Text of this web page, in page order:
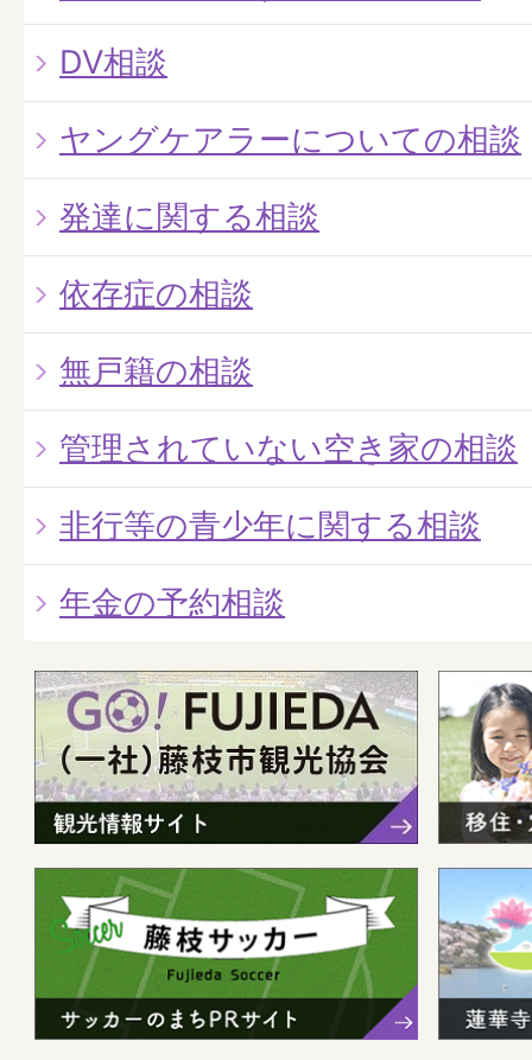
DV相談
ヤングケアラーについての相談
発達に関する相談
依存症の相談
無戸籍の相談
管理されていない空き家の相談
非行等の青少年に関する相談
年金の予約相談